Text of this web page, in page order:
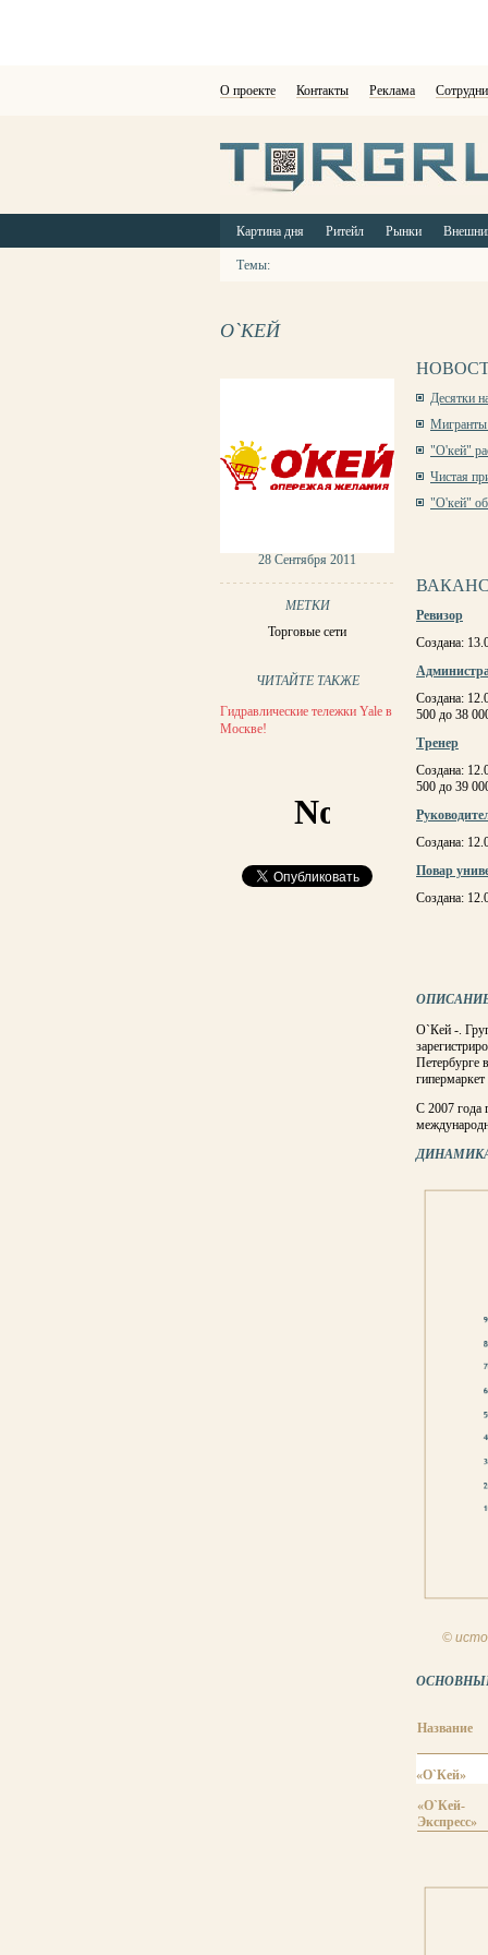
О проекте Контакты Реклама
Картина дня Ритейл Рынки
Темы:
О`КЕЙ
28 Сентября 2011
МЕТКИ
Торговые сети
ЧИТАЙТЕ ТАКЖЕ
Гидравлические тележки Yale в
Москве!
Десятки
Мигранты
"О'кей"
Чистая
"О'кей"
Ревизор
Создана:
Создана:
500 до 38
Тренер
Создана:
500 до 39
Создана:
Повар
Создана:
О`Кей -.
Петербурге
С 2007 года
©
Название
«О`Кей»
«О`Кей-
Экспресс»